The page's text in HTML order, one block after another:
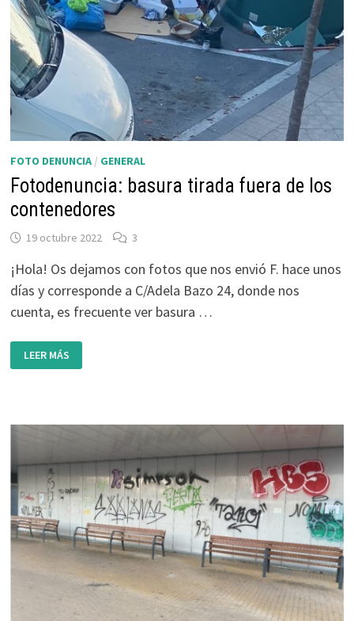
FOTO DENUNCIA/ GENERAL
Fotodenuncia: basura tirada fuera de los
contenedores
19 octubre 2022 3
¡Hola! Os dejamos con fotos que nos envió F. hace unos
días y corresponde a C/Adela Bazo 24, donde nos
cuenta, es frecuente ver basura …
FOTODENUNCIA:
BASURA
TIRADA
LEER MÁS